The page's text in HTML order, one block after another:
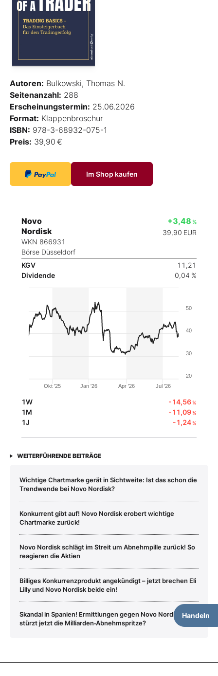
Autoren: Bulkowski, Thomas N.
Seitenanzahl: 288
Erscheinungstermin: 25.06.2026
Format: Klappenbroschur
ISBN: 978-3-68932-075-1
Preis: 39,90 €
Im Shop kaufen
Novo
Nordisk
WKN 866931
Börse Düsseldorf
+3,48 %
39,90 EUR
KGV
11,21
Dividende
0,04 %
Handeln
Okt '25 Jan '26 Apr '26 Jul '26
20
30
40
50
1W -14,56%
1M -11,09%
1J -1,24%
WEITERFÜHRENDE BEITRÄGE
Wichtige Chartmarke gerät in Sichtweite: Ist das schon die
Trendwende bei Novo Nordisk?
Konkurrent gibt auf! Novo Nordisk erobert wichtige
Chartmarke zurück!
Novo Nordisk schlägt im Streit um Abnehmpille zurück! So
reagieren die Aktien
Billiges Konkurrenzprodukt angekündigt – jetzt brechen Eli
Lilly und Novo Nordisk beide ein!
Skandal in Spanien! Ermittlungen gegen Novo Nordisk –
stürzt jetzt die Milliarden‑Abnehmspritze?